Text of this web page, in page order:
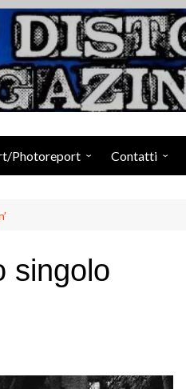
Suoni Distorti
Photoreport Contatti
singolo